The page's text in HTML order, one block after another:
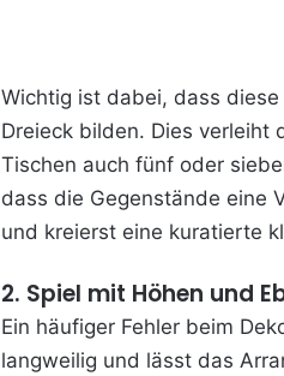
Wichtig ist dabei, dass
Dreieck bilden. Dies verleiht
Tischen auch fünf oder
dass die Gegenstände eine
und kreierst eine kuratierte
2. Spiel mit Höhen und
Ein häufiger Fehler beim
langweilig und lässt das